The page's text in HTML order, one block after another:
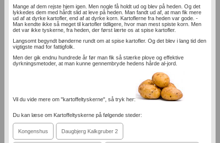
Mange af dem rejste hjem igen. Men nogle få holdt ud og blev på heden. Og det
lykkedes dem med hårdt slid at leve på heden. Man fandt ud af, at man fik mere
ud af at dyrke kartofler, end af at dyrke korn. Kartoflerne fra heden var gode. -
Man kendte ikke så meget til kartofler tidligere, hvor man mest spiste korn. Men
det var ikke tyskerne, fra heden, der først lærte os at spise kartofler.
Langsomt begyndt bønderne rundt om at spise kartofler. Og det blev i lang tid den
vigtigste mad for fattigfolk.
Men der gik endnu hundrede år før man fik så stærke plove og effektive
dyrkningsmetoder, at man kunne gennembryde hedens hårde al-jord.
Vil du vide mere om "kartoffeltyskerne", så tryk her:
Du kan læse om Kartoffeltyskerne på følgende steder:
Kongenshus Daugbjerg Kalkgruber 2